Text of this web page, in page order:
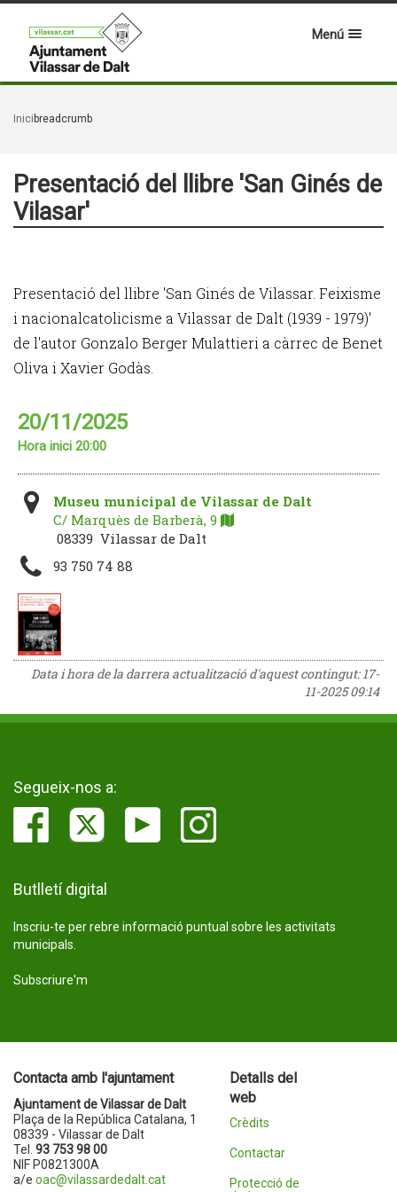
Menú
Inici breadcrumb
Presentació del llibre 'San Ginés de
Vilasar'
Presentació del llibre 'San Ginés de Vilassar. Feixisme
i nacionalcatolicisme a Vilassar de Dalt (1939 - 1979)'
de l'autor Gonzalo Berger Mulattieri a càrrec de Benet
Oliva i Xavier Godàs.
20/11/2025
Hora inici 20:00
Museu municipal de Vilassar de Dalt
C/ Marquès de Barberà, 9
08339 Vilassar de Dalt
93 750 74 88
Data i hora de la darrera actualització d'aquest contingut:17-
11-2025 09:14
Segueix-nos a:
Butlletí digital
Inscriu-te per rebre informació puntual sobre les activitats
municipals.
Subscriure'm
Contacta amb l'ajuntament
Ajuntament de Vilassar de Dalt
Plaça de la República Catalana, 1
08339 - Vilassar de Dalt
Tel. 93 753 98 00
NIF P0821300A
a/e oac@vilassardedalt.cat
Detalls del
web
Crèdits
Contactar
Protecció de